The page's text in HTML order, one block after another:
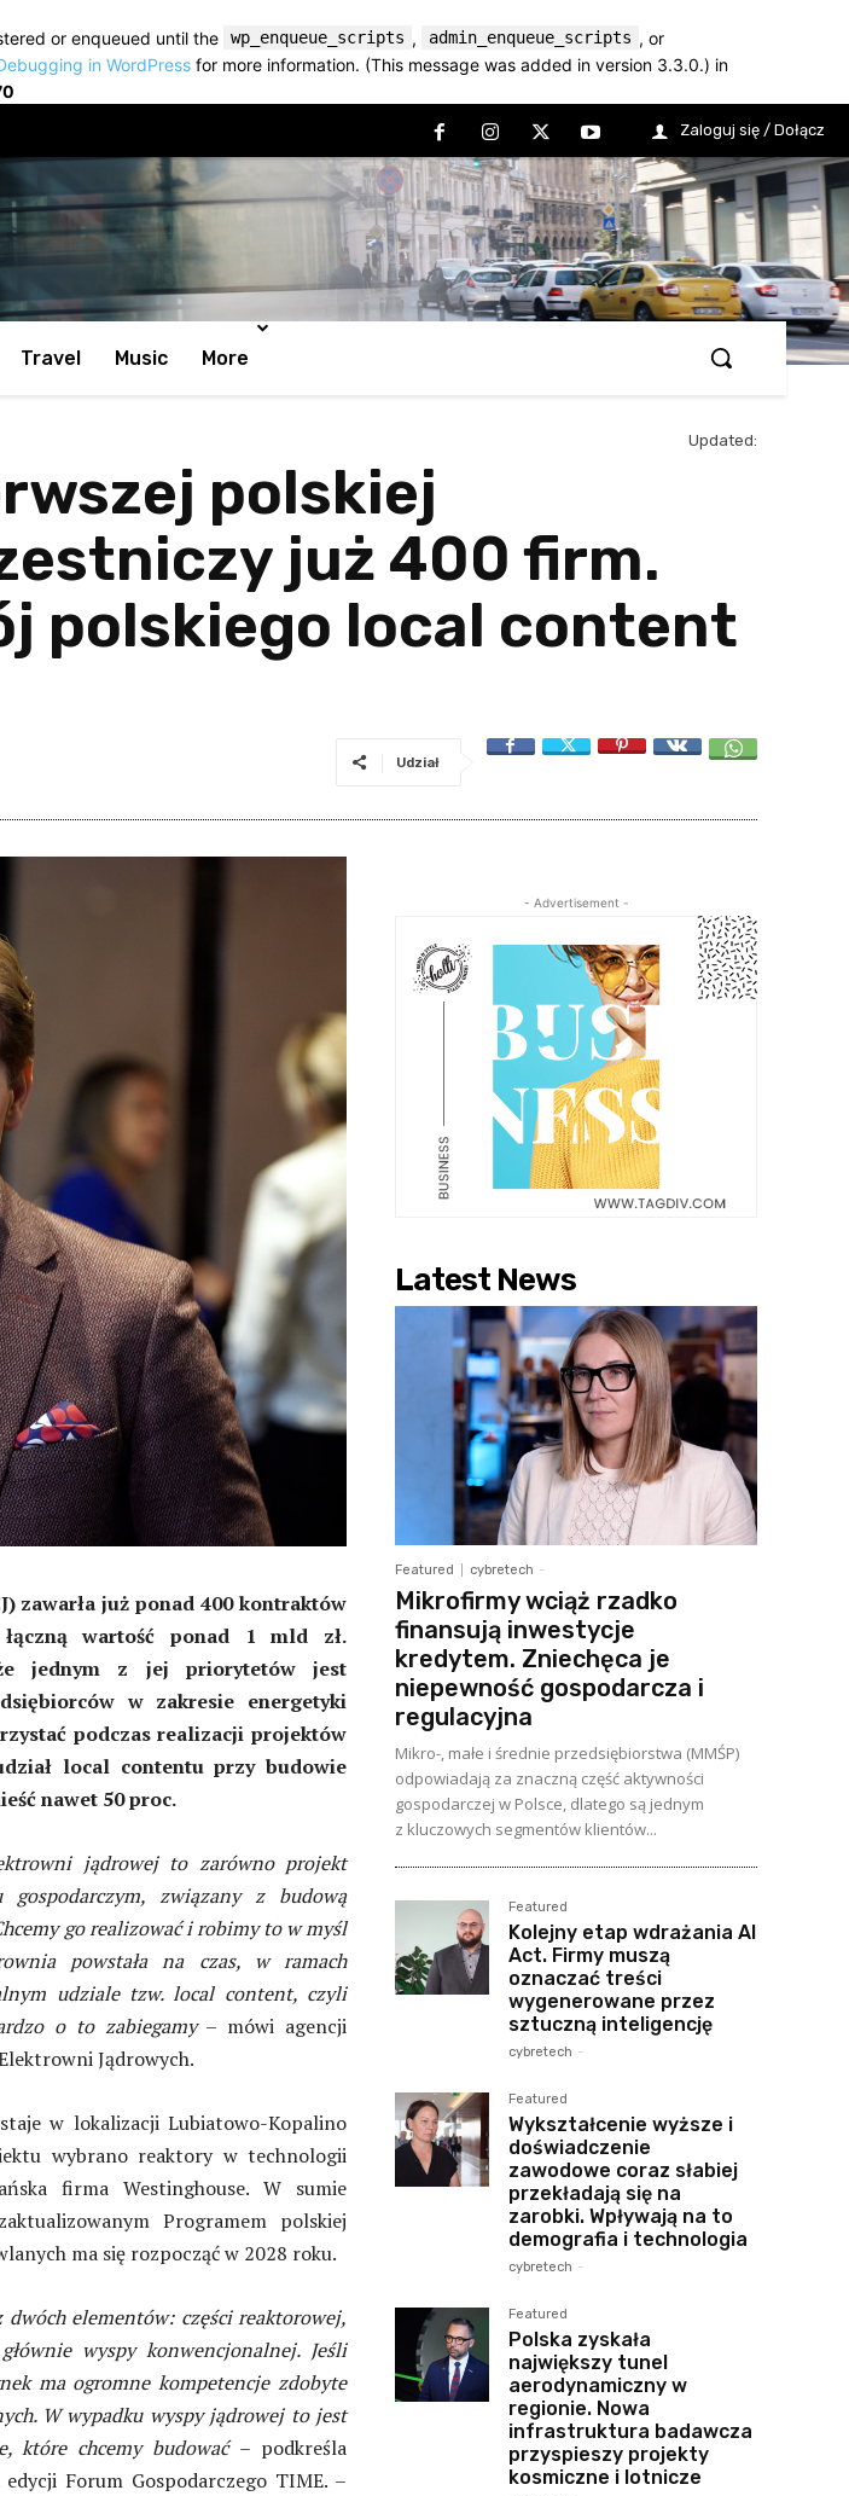
or enqueued until the wp_enqueue_scripts , admin_enqueue_scripts , or
in WordPress for more information. (This message was added in version 3.3.0.) in
Zaloguj się / Dołącz
Travel Music More
Updated:
polskiej
już 400 firm.
polskiego local content
Udział
zawarła już ponad 400 kontraktów
wartość ponad 1 mld zł.
że jednym z jej priorytetów jest
w zakresie energetyki
podczas realizacji projektów
local contentu przy budowie
nawet 50 proc.
jądrowej to zarówno projekt
związany z budową
go realizować i robimy to w myśl
powstała na czas, w ramach
udziale tzw. local content, czyli
o to zabiegamy– mówi agencji
Jądrowych.
w lokalizacji Lubiatowo-Kopalino
wybrano reaktory w technologii
firma Westinghouse. W sumie
Programem polskiej
ma się rozpocząć w 2028 roku.
dwóch elementów: części reaktorowej,
wyspy konwencjonalnej. Jeśli
ma ogromne kompetencje zdobyte
W wypadku wyspy jądrowej to jest
które chcemy budować – podkreśla
Forum Gospodarczego TIME. –
- Advertisement -
Latest News
Featured cybretech -
Mikrofirmy wciąż rzadko
finansują inwestycje
kredytem. Zniechęca je
niepewność gospodarcza i
regulacyjna
Mikro-, małe i średnie przedsiębiorstwa (MMŚP)
odpowiadają za znaczną część aktywności
gospodarczej w Polsce, dlatego są jednym
z kluczowych segmentów klientów...
Featured
Kolejny etap wdrażania AI
Act. Firmy muszą
oznaczać treści
wygenerowane przez
sztuczną inteligencję
cybretech -
Featured
Wykształcenie wyższe i
doświadczenie
zawodowe coraz słabiej
przekładają się na
zarobki. Wpływają na to
demografia i technologia
cybretech -
Featured
Polska zyskała
największy tunel
aerodynamiczny w
regionie. Nowa
infrastruktura badawcza
przyspieszy projekty
kosmiczne i lotnicze